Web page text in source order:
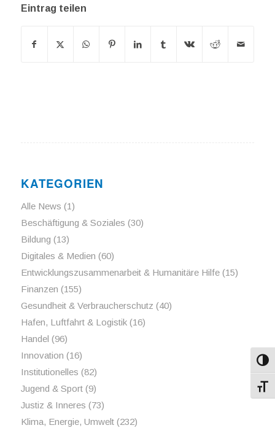
Eintrag teilen
KATEGORIEN
Alle News (1)
Beschäftigung & Soziales (30)
Bildung (13)
Digitales & Medien (60)
Entwicklungszusammenarbeit & Humanitäre Hilfe(15)
Finanzen (155)
Gesundheit & Verbraucherschutz (40)
Hafen, Luftfahrt & Logistik(16)
Handel (96)
Innovation (16)
Institutionelles (82)
Jugend & Sport(9)
Justiz & Inneres (73)
Klima, Energie, Umwelt(232)